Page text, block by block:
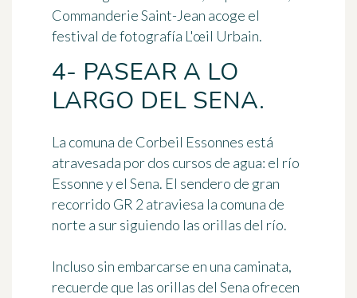
Commanderie Saint-Jean acoge el
festival de fotografía L'œil Urbain.
4- PASEAR A LO
LARGO DEL SENA.
La comuna de Corbeil Essonnes está
atravesada por dos cursos de agua: el río
Essonne y el Sena. El sendero de gran
recorrido GR 2 atraviesa la comuna de
norte a sur siguiendo las orillas del río.
Incluso sin embarcarse en una caminata,
recuerde que las orillas del Sena ofrecen